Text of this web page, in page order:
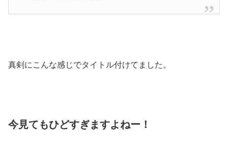
真剣にこんな感じでタイトル付けてました。
今見てもひどすぎますよねー！